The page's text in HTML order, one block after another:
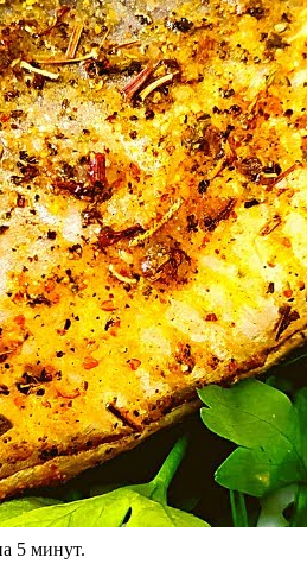
5 минут.